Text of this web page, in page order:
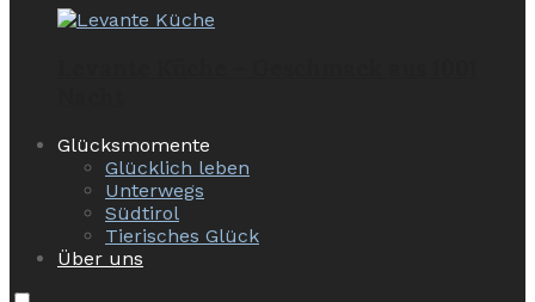
Glücksmomente
Glücklich leben
Unterwegs
Südtirol
Tierisches Glück
Über uns